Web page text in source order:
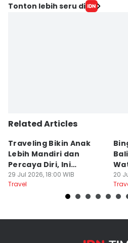
Tonton lebih seru di
Related Articles
Traveling Bikin Anak
Lebih Mandiri dan
Percaya Diri, Ini
Penjelasan Psikolog
29 Jul 2026, 18:00 WIB
Travel
20